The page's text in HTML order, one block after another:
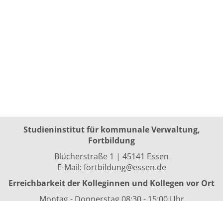
Studieninstitut für kommunale Verwaltung,
Fortbildung
Blücherstraße 1 | 45141 Essen
E-Mail: fortbildung@essen.de
Erreichbarkeit der Kolleginnen und Kollegen vor Ort